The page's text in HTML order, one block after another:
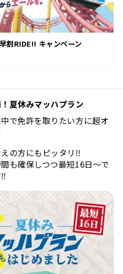
割RIDE!! キャンペーン
夏休みマッハプラン
で免許を取りたい方に超オ
の方にもピッタリ‼️
も確保しつつ最短16日〜で